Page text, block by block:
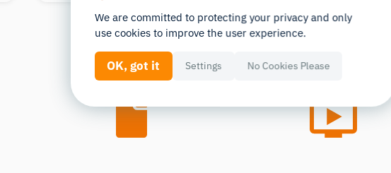
We are committed to protecting your privacy and only
use cookies to improve the user experience.
OK, got it Settings No Cookies Please